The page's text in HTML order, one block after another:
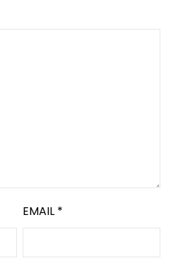
EMAIL *